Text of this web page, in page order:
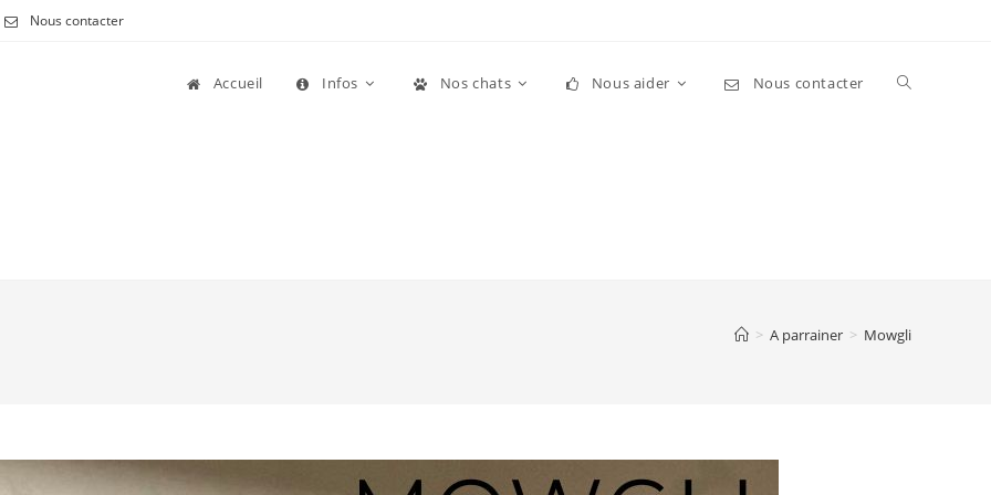
Nous contacter
Accueil Infos Nos chats Nous aider Nous contacter Toggle
> A parrainer > Mowgli